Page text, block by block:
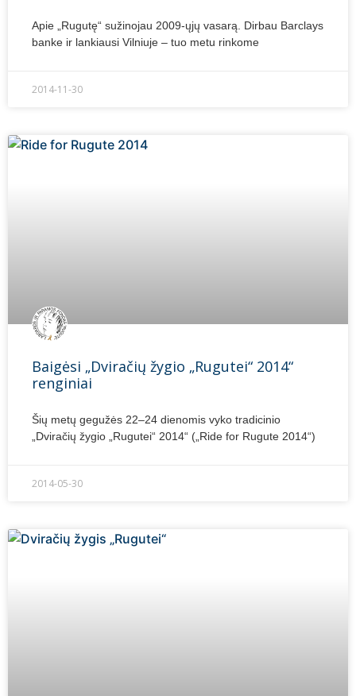
Apie „Rugutę“ sužinojau 2009-ųjų vasarą. Dirbau Barclays
banke ir lankiausi Vilniuje – tuo metu rinkome
2014-11-30
Baigėsi „Dviračių žygio „Rugutei“ 2014“
renginiai
Šių metų gegužės 22–24 dienomis vyko tradicinio
„Dviračių žygio „Rugutei“ 2014“ („Ride for Rugute 2014“)
2014-05-30